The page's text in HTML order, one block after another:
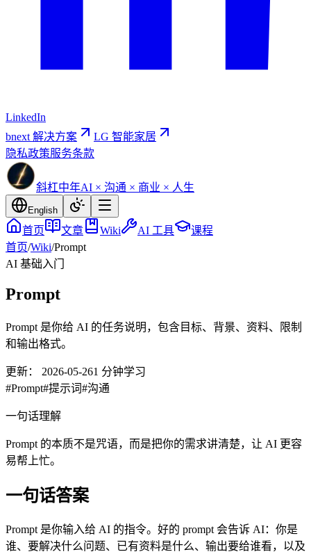
LinkedIn
bnext 解决方案
LG 智能家居
隐私政策服务条款
斜杠中年AI × 沟通 × 商业 × 人生
English
首页 文章 Wiki AI 工具
课程
首页/Wiki/Prompt
AI 基础 入门
Prompt
Prompt 是你给 AI 的任务说明，包含目标、背景、资料、限制
和输出格式。
更新： 2026-05-261 分钟学习
#Prompt#提示词#沟通
一句话理解
Prompt 的本质不是咒语，而是把你的需求讲清楚，让 AI 更容
易帮上忙。
一句话答案
Prompt 是你输入给 AI 的指令。好的 prompt 会告诉 AI：你是
谁、要解决什么问题、已有资料是什么、输出要给谁看，以及